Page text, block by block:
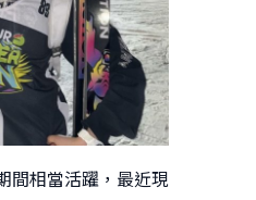
間相當活躍，最近現